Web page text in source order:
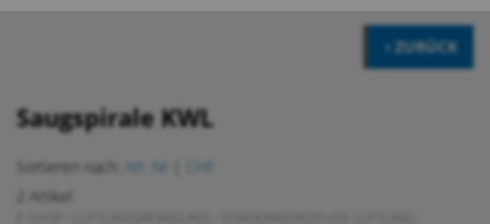
‹ ZURÜCK
Saugspirale KWL
Sortieren nach: Art. Nr
CHF
2 Artikel